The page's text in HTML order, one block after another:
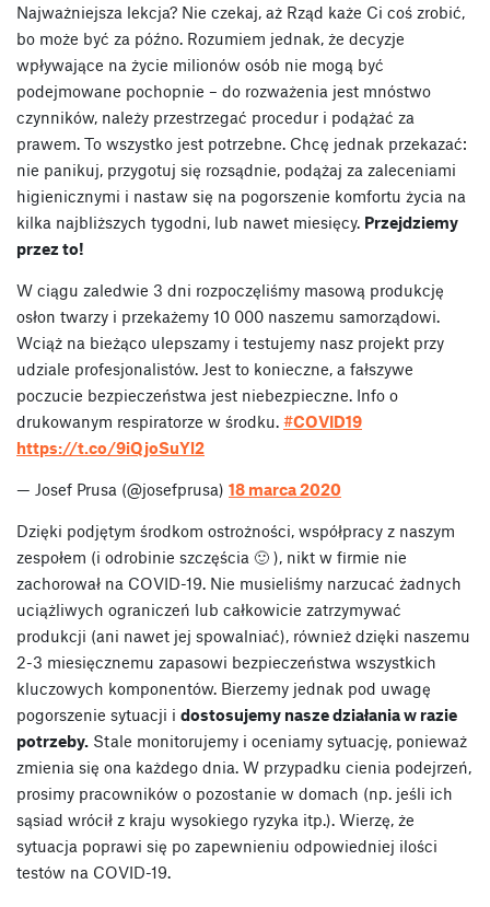
Najważniejsza lekcja? Nie czekaj, aż Rząd każe Ci coś zrobić,
bo może być za późno. Rozumiem jednak, że decyzje
wpływające na życie milionów osób nie mogą być
podejmowane pochopnie – do rozważenia jest mnóstwo
czynników, należy przestrzegać procedur i podążać za
prawem. To wszystko jest potrzebne. Chcę jednak przekazać:
nie panikuj, przygotuj się rozsądnie, podążaj za zaleceniami
higienicznymi i nastaw się na pogorszenie komfortu życia na
kilka najbliższych tygodni, lub nawet miesięcy. Przejdziemy
przez to!
W ciągu zaledwie 3 dni rozpoczęliśmy masową produkcję
osłon twarzy i przekażemy 10 000 naszemu samorządowi.
Wciąż na bieżąco ulepszamy i testujemy nasz projekt przy
udziale profesjonalistów. Jest to konieczne, a fałszywe
poczucie bezpieczeństwa jest niebezpieczne. Info o
drukowanym respiratorze w środku. #COVID19
https://t.co/9iQjoSuYl2
— Josef Prusa (@josefprusa) 18 marca 2020
Dzięki podjętym środkom ostrożności, współpracy z naszym
zespołem (i odrobinie szczęścia 🙂 ), nikt w firmie nie
zachorował na COVID-19. Nie musieliśmy narzucać żadnych
uciążliwych ograniczeń lub całkowicie zatrzymywać
produkcji (ani nawet jej spowalniać), również dzięki naszemu
2-3 miesięcznemu zapasowi bezpieczeństwa wszystkich
kluczowych komponentów. Bierzemy jednak pod uwagę
pogorszenie sytuacji i dostosujemy nasze działania w razie
potrzeby. Stale monitorujemy i oceniamy sytuację, ponieważ
zmienia się ona każdego dnia. W przypadku cienia podejrzeń,
prosimy pracowników o pozostanie w domach (np. jeśli ich
sąsiad wrócił z kraju wysokiego ryzyka itp.). Wierzę, że
sytuacja poprawi się po zapewnieniu odpowiedniej ilości
testów na COVID-19.